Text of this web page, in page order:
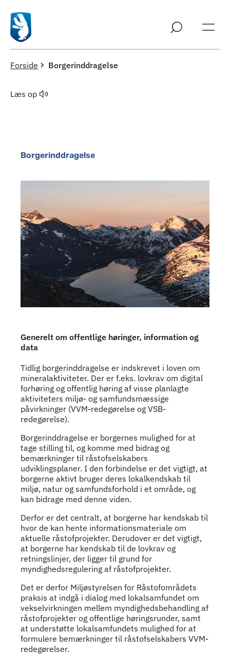
Forside Borgerinddragelse
Læs op
Borgerinddragelse
Generelt om offentlige høringer, information og
data
Tidlig borgerinddragelse er indskrevet i loven om
mineralaktiviteter. Der er f.eks. lovkrav om digital
forhøring og offentlig høring af visse planlagte
aktiviteters miljø- og samfundsmæssige
påvirkninger (VVM-redegørelse og VSB-
redegørelse).
Borgerinddragelse er borgernes mulighed for at
tage stilling til, og komme med bidrag og
bemærkninger til råstofselskabers
udviklingsplaner. I den forbindelse er det vigtigt, at
borgerne aktivt bruger deres lokalkendskab til
miljø, natur og samfundsforhold i et område, og
kan bidrage med denne viden.
Derfor er det centralt, at borgerne har kendskab til
hvor de kan hente informationsmateriale om
aktuelle råstofprojekter. Derudover er det vigtigt,
at borgerne har kendskab til de lovkrav og
retningslinjer, der ligger til grund for
myndighedsregulering af råstofprojekter.
Det er derfor Miljøstyrelsen for Råstofområdets
praksis at indgå i dialog med lokalsamfundet om
vekselvirkningen mellem myndighedsbehandling af
råstofprojekter og offentlige høringsrunder, samt
at understøtte lokalsamfundets mulighed for at
formulere bemærkninger til råstofselskabers VVM-
redegørelser.